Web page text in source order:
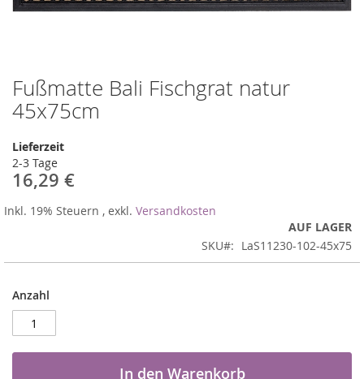
Fußmatte Bali Fischgrat natur
45x75cm
Lieferzeit
2-3 Tage
16,29 €
Inkl. 19% Steuern , exkl. Versandkosten
AUF LAGER
SKU
LaS11230-102-45x75
Anzahl
In den Warenkorb
Zum
Anfang
der
springen